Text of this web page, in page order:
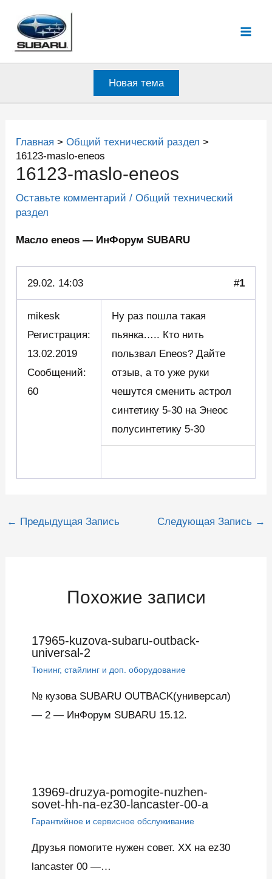
содержимому
Новая тема
Главная
Общий технический раздел
16123-maslo-eneos
16123-maslo-eneos
Оставьте комментарий /Общий технический
раздел
Масло eneos — ИнФорум SUBARU
29.02. 14:03 #1
mikesk
Регистрация:
13.02.2019
Сообщений:
60
Ну раз пошла такая
пьянка….. Кто нить
пользвал Eneos? Дайте
отзыв, а то уже руки
чешутся сменить астрол
синтетику 5-30 на Энеос
полусинтетику 5-30
Навигация
← Предыдущая Запись Следующая Запись →
Похожие записи
17965-kuzova-subaru-outback-
universal-2
Тюнинг, стайлинг и доп. оборудование
№ кузова SUBARU OUTBACK(универсал)
— 2 — ИнФорум SUBARU 15.12.
13969-druzya-pomogite-nuzhen-
sovet-hh-na-ez30-lancaster-00-a
Гарантийное и сервисное обслуживание
Друзья помогите нужен совет. ХХ на ez30
lancaster 00 —…